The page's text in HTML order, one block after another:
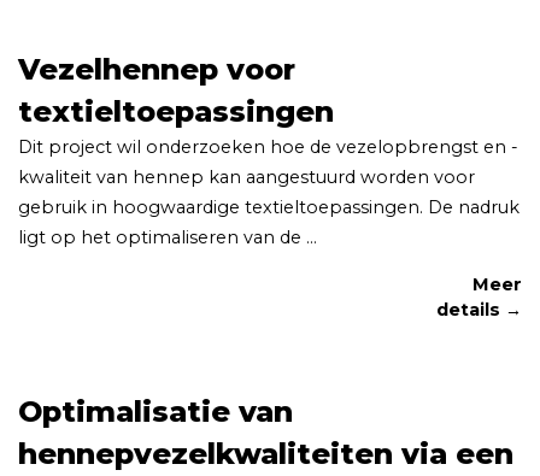
Vezelhennep voor
textieltoepassingen
Dit project wil onderzoeken hoe de vezelopbrengst en -
kwaliteit van hennep kan aangestuurd worden voor
gebruik in hoogwaardige textieltoepassingen. De nadruk
ligt op het optimaliseren van de ...
Meer
details →
Optimalisatie van
hennepvezelkwaliteiten via een